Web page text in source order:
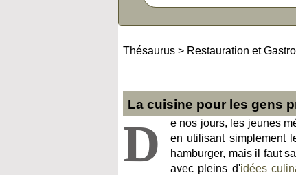
Thésaurus > Restauration et
La cuisine pour les gens
D
e nos jours, les jeunes
en utilisant simplement
hamburger, mais il faut
avec pleins d'idées